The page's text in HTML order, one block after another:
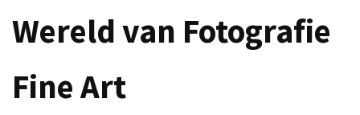
Wereld van Fotografie
Fine Art